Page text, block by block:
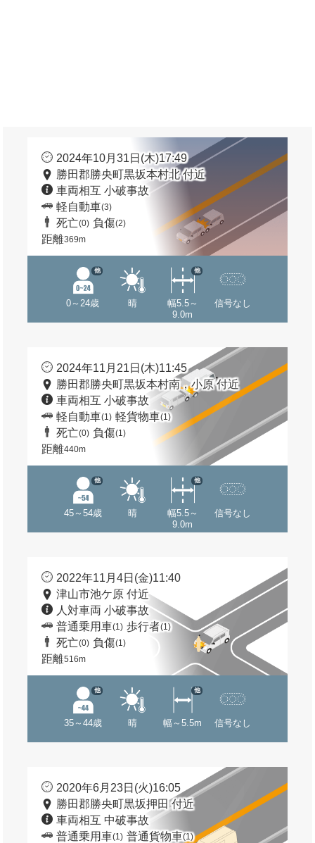
2024年10月31日(木)17:49
勝田郡勝央町黒坂本村北 付近
車両相互 小破事故
軽自動車(3)
死亡(0) 負傷(2)
距離369m
0～24歳
他
晴
幅5.5～
9.0m
他
信号なし
2024年11月21日(木)11:45
勝田郡勝央町黒坂本村南，小原 付近
車両相互 小破事故
軽自動車(1) 軽貨物車(1)
死亡(0) 負傷(1)
距離440m
45～54歳
他
晴
幅5.5～
9.0m
他
信号なし
2022年11月4日(金)11:40
津山市池ケ原 付近
人対車両 小破事故
普通乗用車(1) 歩行者(1)
死亡(0) 負傷(1)
距離516m
35～44歳
他
晴 幅～5.5m
他
信号なし
2020年6月23日(火)16:05
勝田郡勝央町黒坂押田 付近
車両相互 中破事故
普通乗用車(1) 普通貨物車(1)